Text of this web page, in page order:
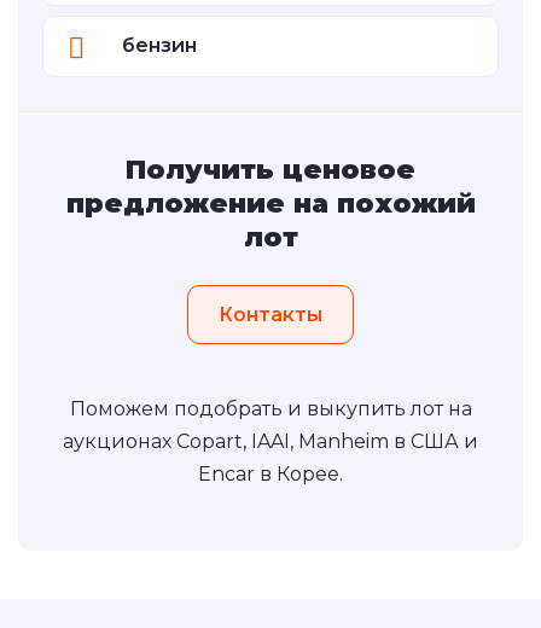
бензин
Получить ценовое
предложение на похожий
лот
Контакты
Поможем подобрать и выкупить лот на
аукционах Copart, IAAI, Manheim в США и
Encar в Корее.